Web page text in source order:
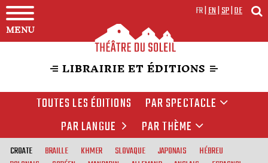
MENU
FR|EN|SP|DE
LIBRAIRIE ET ÉDITIONS
TOUTES LES ÉDITIONS
PAR SPECTACLE
PAR LANGUE
PAR THÈME
CROATE BRAILLE KHMER SLOVAQUE JAPONAIS
HÉBREU